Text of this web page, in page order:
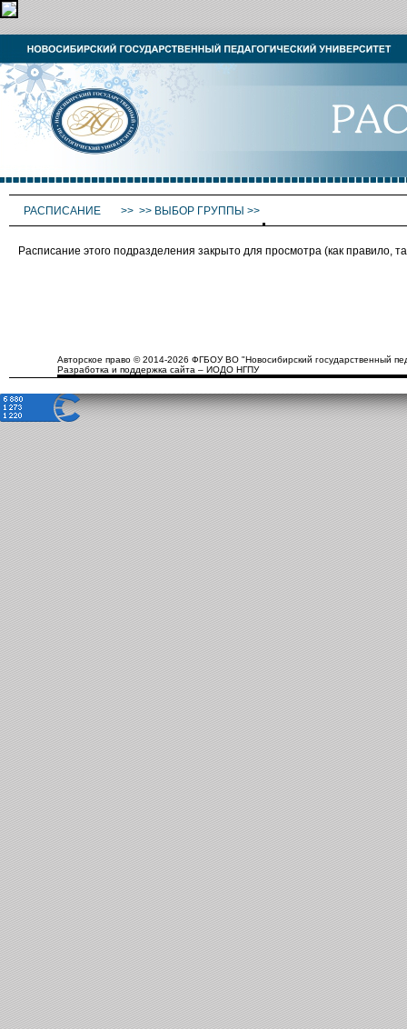
РАСПИСАНИЕ >> >> ВЫБОР ГРУППЫ >>
Расписание этого подразделения закрыто для просмотра (как
Авторское право © 2014-2026 ФГБОУ ВО "Новосибирский государственный
Разработка и поддержка сайта – ИОДО НГПУ